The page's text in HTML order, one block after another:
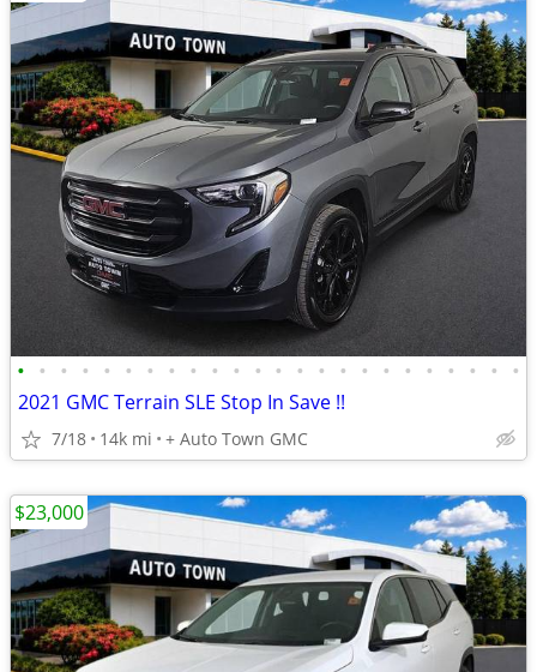
• • • • • • • • • • • • • • • • • • • • • • • •
2021 GMC Terrain SLE Stop In Save !!
7/18 14k mi + Auto Town GMC
$23,000